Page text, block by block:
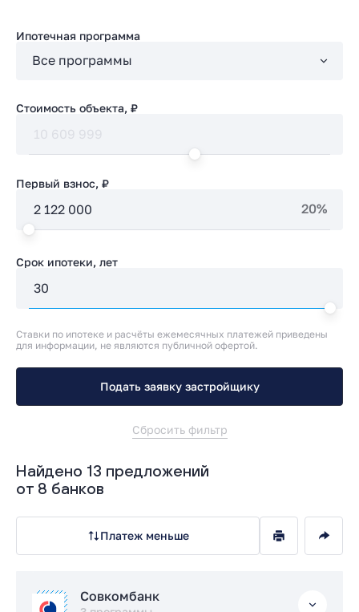
Ипотечная программа
Стоимость объекта, ₽
Первый взнос, ₽
20%
Срок ипотеки, лет
Ставки по ипотеке и расчёты ежемесячных платежей приведены
для информации, не являются публичной офертой.
Подать заявку застройщику
Сбросить фильтр
Найдено 13 предложений
от 8 банков
Платеж меньше
Совкомбанк